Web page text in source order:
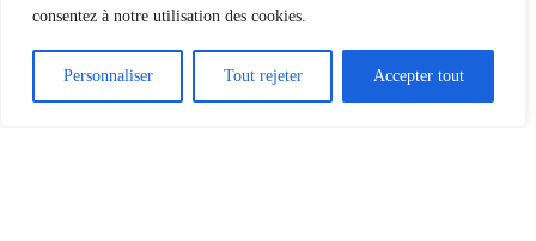
consentez à notre utilisation des cookies.
Personnaliser Tout rejeter Accepter tout
©2025 Jemapub – Tous droits réservés